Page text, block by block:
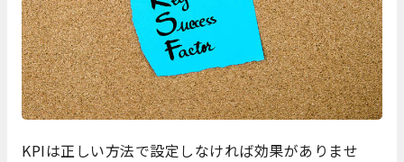
KPIは正しい方法で設定しなければ効果がありませ